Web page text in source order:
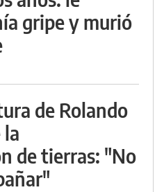
gripe y murió
de Rolando
la
de tierras: "No